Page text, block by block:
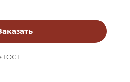
ГОСТ.